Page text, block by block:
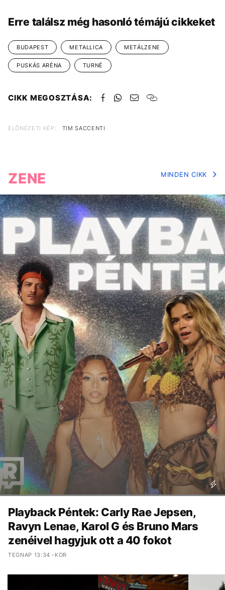
Erre találsz még hasonló témájú cikkeket
BUDAPEST METALLICA METÁLZENE
PUSKÁS ARÉNA TURNÉ
CIKK MEGOSZTÁSA:
ELŐNÉZETI KÉP: TIM SACCENTI
ZENE MINDEN CIKK
Playback Péntek: Carly Rae Jepsen,
Ravyn Lenae, Karol G és Bruno Mars
zenéivel hagyjuk ott a 40 fokot
TEGNAP 13:34 -KOR